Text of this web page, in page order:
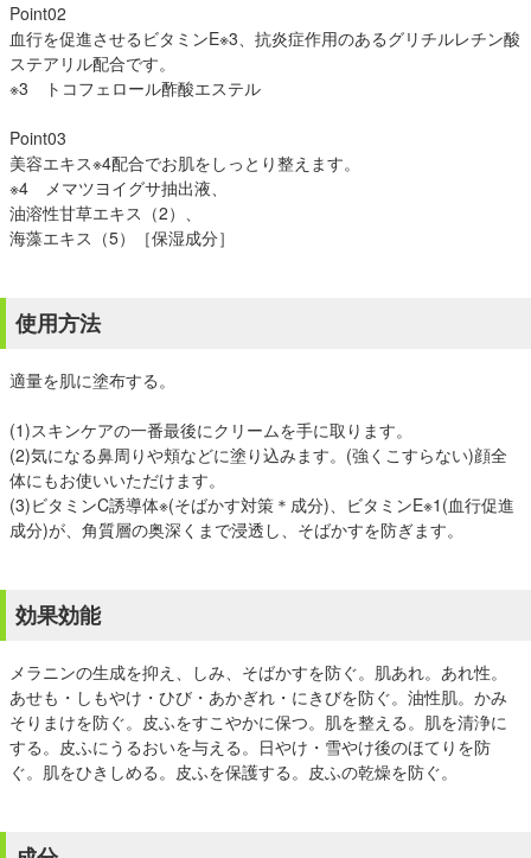
Point02
血行を促進させるビタミンE※3、抗炎症作用のあるグリチルレチン酸
ステアリル配合です。
※3 トコフェロール酢酸エステル
Point03
美容エキス※4配合でお肌をしっとり整えます。
※4 メマツヨイグサ抽出液、
油溶性甘草エキス（2）、
海藻エキス（5）［保湿成分］
使用方法
適量を肌に塗布する。
(1)スキンケアの一番最後にクリームを手に取ります。
(2)気になる鼻周りや頬などに塗り込みます。(強くこすらない)顔全
体にもお使いいただけます。
(3)ビタミンC誘導体※(そばかす対策＊成分)、ビタミンE※1(血行促進
成分)が、角質層の奥深くまで浸透し、そばかすを防ぎます。
効果効能
メラニンの生成を抑え、しみ、そばかすを防ぐ。肌あれ。あれ性。
あせも・しもやけ・ひび・あかぎれ・にきびを防ぐ。油性肌。かみ
そりまけを防ぐ。皮ふをすこやかに保つ。肌を整える。肌を清浄に
する。皮ふにうるおいを与える。日やけ・雪やけ後のほてりを防
ぐ。肌をひきしめる。皮ふを保護する。皮ふの乾燥を防ぐ。